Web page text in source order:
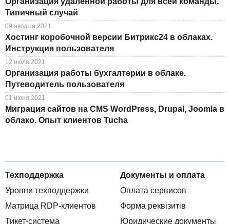
Типичный случай
09 августа 2021
Хостинг коробочной версии Битрикс24 в облаках.
Инструкция пользователя
12 июля 2021
Организация работы бухгалтерии в облаке.
Путеводитель пользователя
01 июня 2021
Миграция сайтов на CMS WordPress, Drupal, Joomla в
облако. Опыт клиентов Tucha
Техподдержка
Уровни техподдержки
Матрица RDP-клиентов
Тикет-система
Документы и оплата
Оплата сервисов
Форма реквізитів
Юридические документы